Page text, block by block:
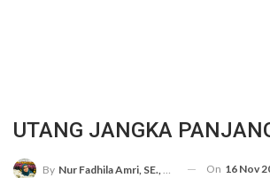
UTANG JANGKA
By Nur Fadhila Amri, SE., Ak., M.Si On 16 Nov